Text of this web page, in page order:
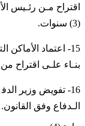
ﺍﻗﺘﺮﺍﺡ ﻣـﻦ ﺭﺋـﻴﺲ
(3) ﺳﻨﻮﺍﺕ.
15- ﺍﻋﺘﻤﺎﺩ
ﺑﻨـﺎﺀ ﻋﻠـﻰ ﺍﻗﺘﺮﺍﺡ
16- ﺗﻔﻮﻳﺾ ﻭﺯﻳﺮ
ﺍﻟـﺪﻓﺎﻉ ﻭﻓﻖ ﺍﻟﻘﺎﻧﻮﻥ.